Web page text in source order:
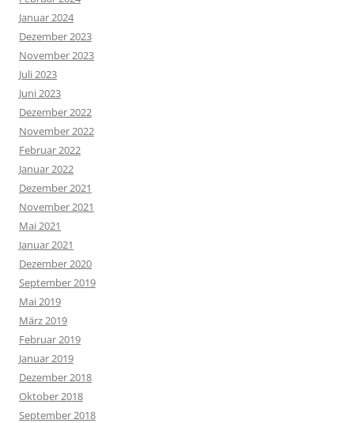
Januar 2024
Dezember 2023
November 2023
Juli 2023
Juni 2023
Dezember 2022
November 2022
Februar 2022
Januar 2022
Dezember 2021
November 2021
Mai 2021
Januar 2021
Dezember 2020
September 2019
Mai 2019
März 2019
Februar 2019
Januar 2019
Dezember 2018
Oktober 2018
September 2018